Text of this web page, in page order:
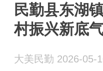
民勤县东湖
村振兴新底
大美民勤 2026-05-